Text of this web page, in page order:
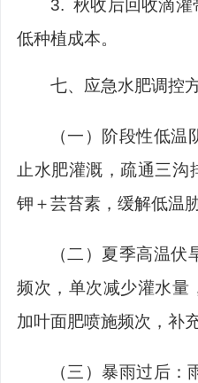
3. 秋收后回收滴灌
低种植成本。
七、 应急水肥调控
（一） 阶段性低温
止水肥灌溉，疏通三沟
钾＋芸苔素，缓解低温
（二） 夏季高温伏
频次，单次减少灌水量
加叶面肥喷施频次，补
（三）暴雨过后：